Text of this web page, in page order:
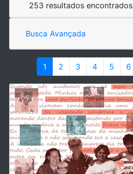
253 resultados encontrados
Busca Avançada
1 2 3 4 5 6